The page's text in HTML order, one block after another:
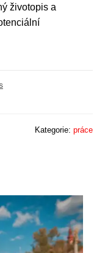
životopis a
Kategorie: práce